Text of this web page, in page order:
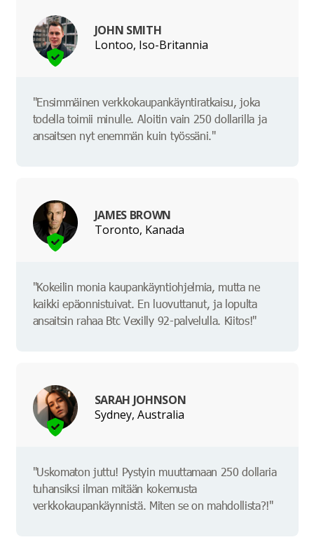
JOHN SMITH
Lontoo, Iso-Britannia
"Ensimmäinen verkkokaupankäyntiratkaisu, joka
todella toimii minulle. Aloitin vain 250 dollarilla ja
ansaitsen nyt enemmän kuin työssäni."
JAMES BROWN
Toronto, Kanada
"Kokeilin monia kaupankäyntiohjelmia, mutta ne
kaikki epäonnistuivat. En luovuttanut, ja lopulta
ansaitsin rahaa Btc Vexilly 92-palvelulla. Kiitos!"
SARAH JOHNSON
Sydney, Australia
"Uskomaton juttu! Pystyin muuttamaan 250 dollaria
tuhansiksi ilman mitään kokemusta
verkkokaupankäynnistä. Miten se on mahdollista?!"